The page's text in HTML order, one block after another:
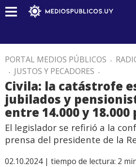
PORTAL MEDIOS PÚBLICOS .
. JUSTOS Y PECADORES .
Civila: la catástrofe
jubilados y
entre 14.000 y 18.000
El legislador se refirió a la
prensa del presidente de la
02.10.2024 | tiempo de lectura: 2